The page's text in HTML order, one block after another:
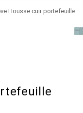
Housse cuir portefeuille